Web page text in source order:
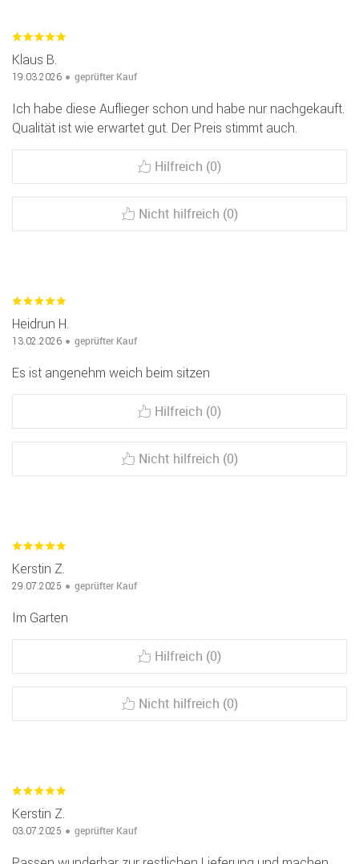
Klaus B.
19.03.2026 geprüfter Kauf
Ich habe diese Auflieger schon und habe nur nachgekauft.
Qualität ist wie erwartet gut. Der Preis stimmt auch.
Hilfreich (0)
Nicht hilfreich (0)
Heidrun H.
13.02.2026 geprüfter Kauf
Es ist angenehm weich beim sitzen
Hilfreich (0)
Nicht hilfreich (0)
Kerstin Z.
29.07.2025 geprüfter Kauf
Im Garten
Hilfreich (0)
Nicht hilfreich (0)
Kerstin Z.
03.07.2025 geprüfter Kauf